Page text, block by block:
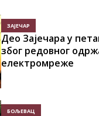
ЗАЈЕЧАР
Део Зајечара у
због редовног
електромреже
БОЉЕВАЦ